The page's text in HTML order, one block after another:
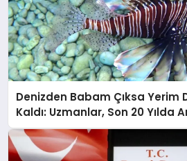
Denizden Babam Çıksa Yerim
Kaldı: Uzmanlar, Son 20 Yılda
Uyarıyor!